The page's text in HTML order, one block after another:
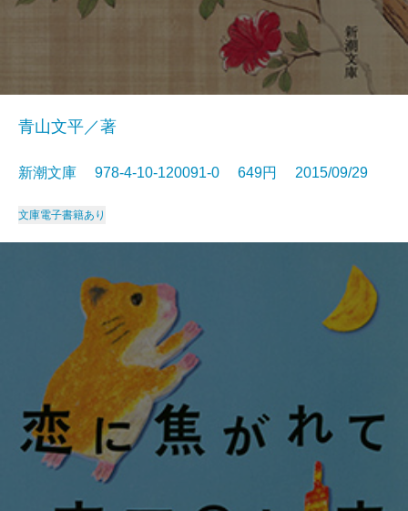
青山文平／著
新潮文庫 978-4-10-120091-0 649円 2015/09/29
文庫電子書籍あり